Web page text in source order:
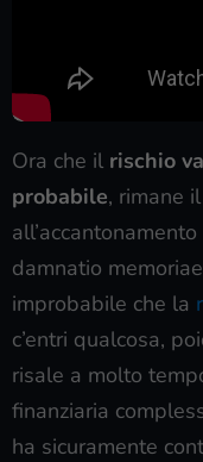
Ora che il rischio
probabile, rimane
damnatio
improbabile che la
c’entri qualcosa,
risale a molto
finanziaria
ha sicuramente